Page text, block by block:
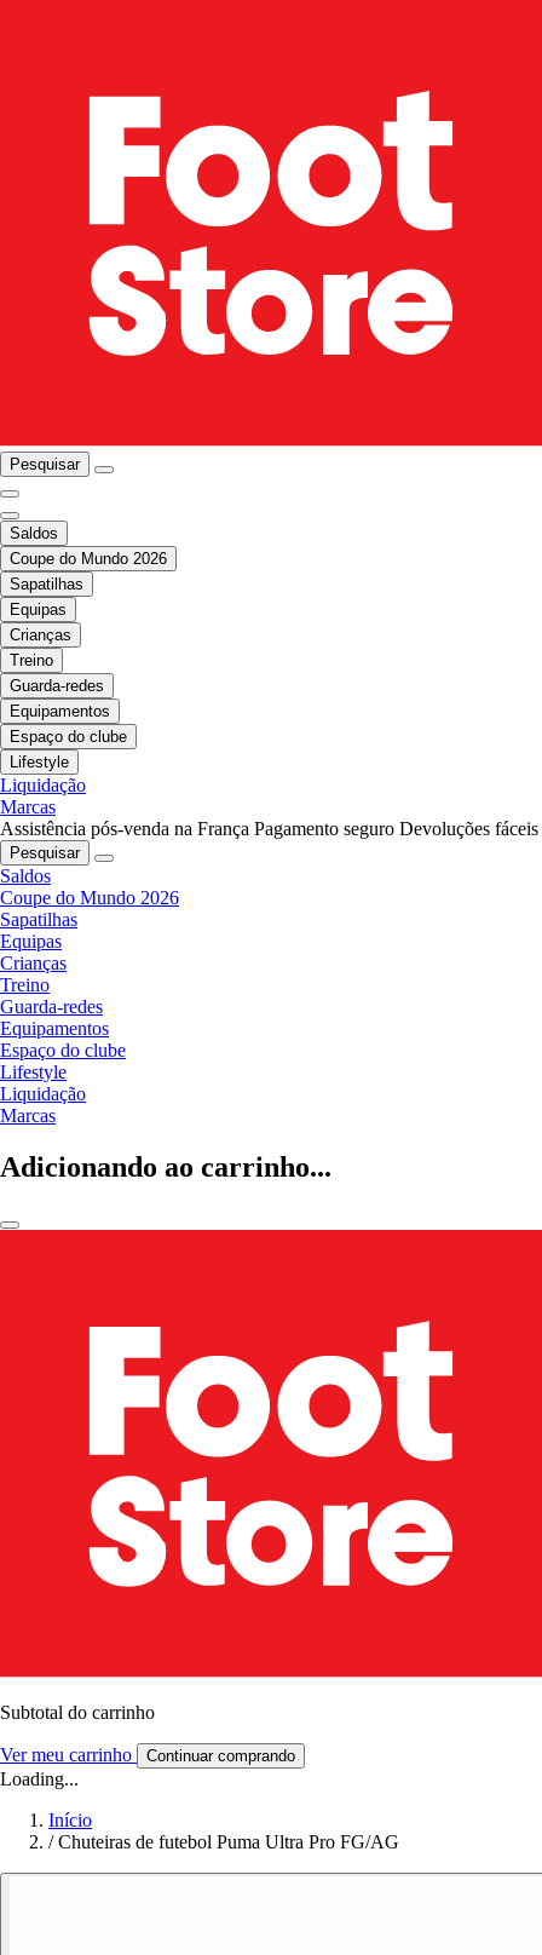
Pesquisar
Saldos
Coupe do Mundo 2026
Sapatilhas
Equipas
Crianças
Treino
Guarda-redes
Equipamentos
Espaço do clube
Lifestyle
Liquidação
Marcas
Assistência pós-venda na França Pagamento seguro Devoluções fáceis
Pesquisar
Saldos
Coupe do Mundo 2026
Sapatilhas
Equipas
Crianças
Treino
Guarda-redes
Equipamentos
Espaço do clube
Lifestyle
Liquidação
Marcas
Adicionando ao carrinho...
Subtotal do carrinho
Ver meu carrinho Continuar comprando
Loading...
Início
/ Chuteiras de futebol Puma Ultra Pro FG/AG